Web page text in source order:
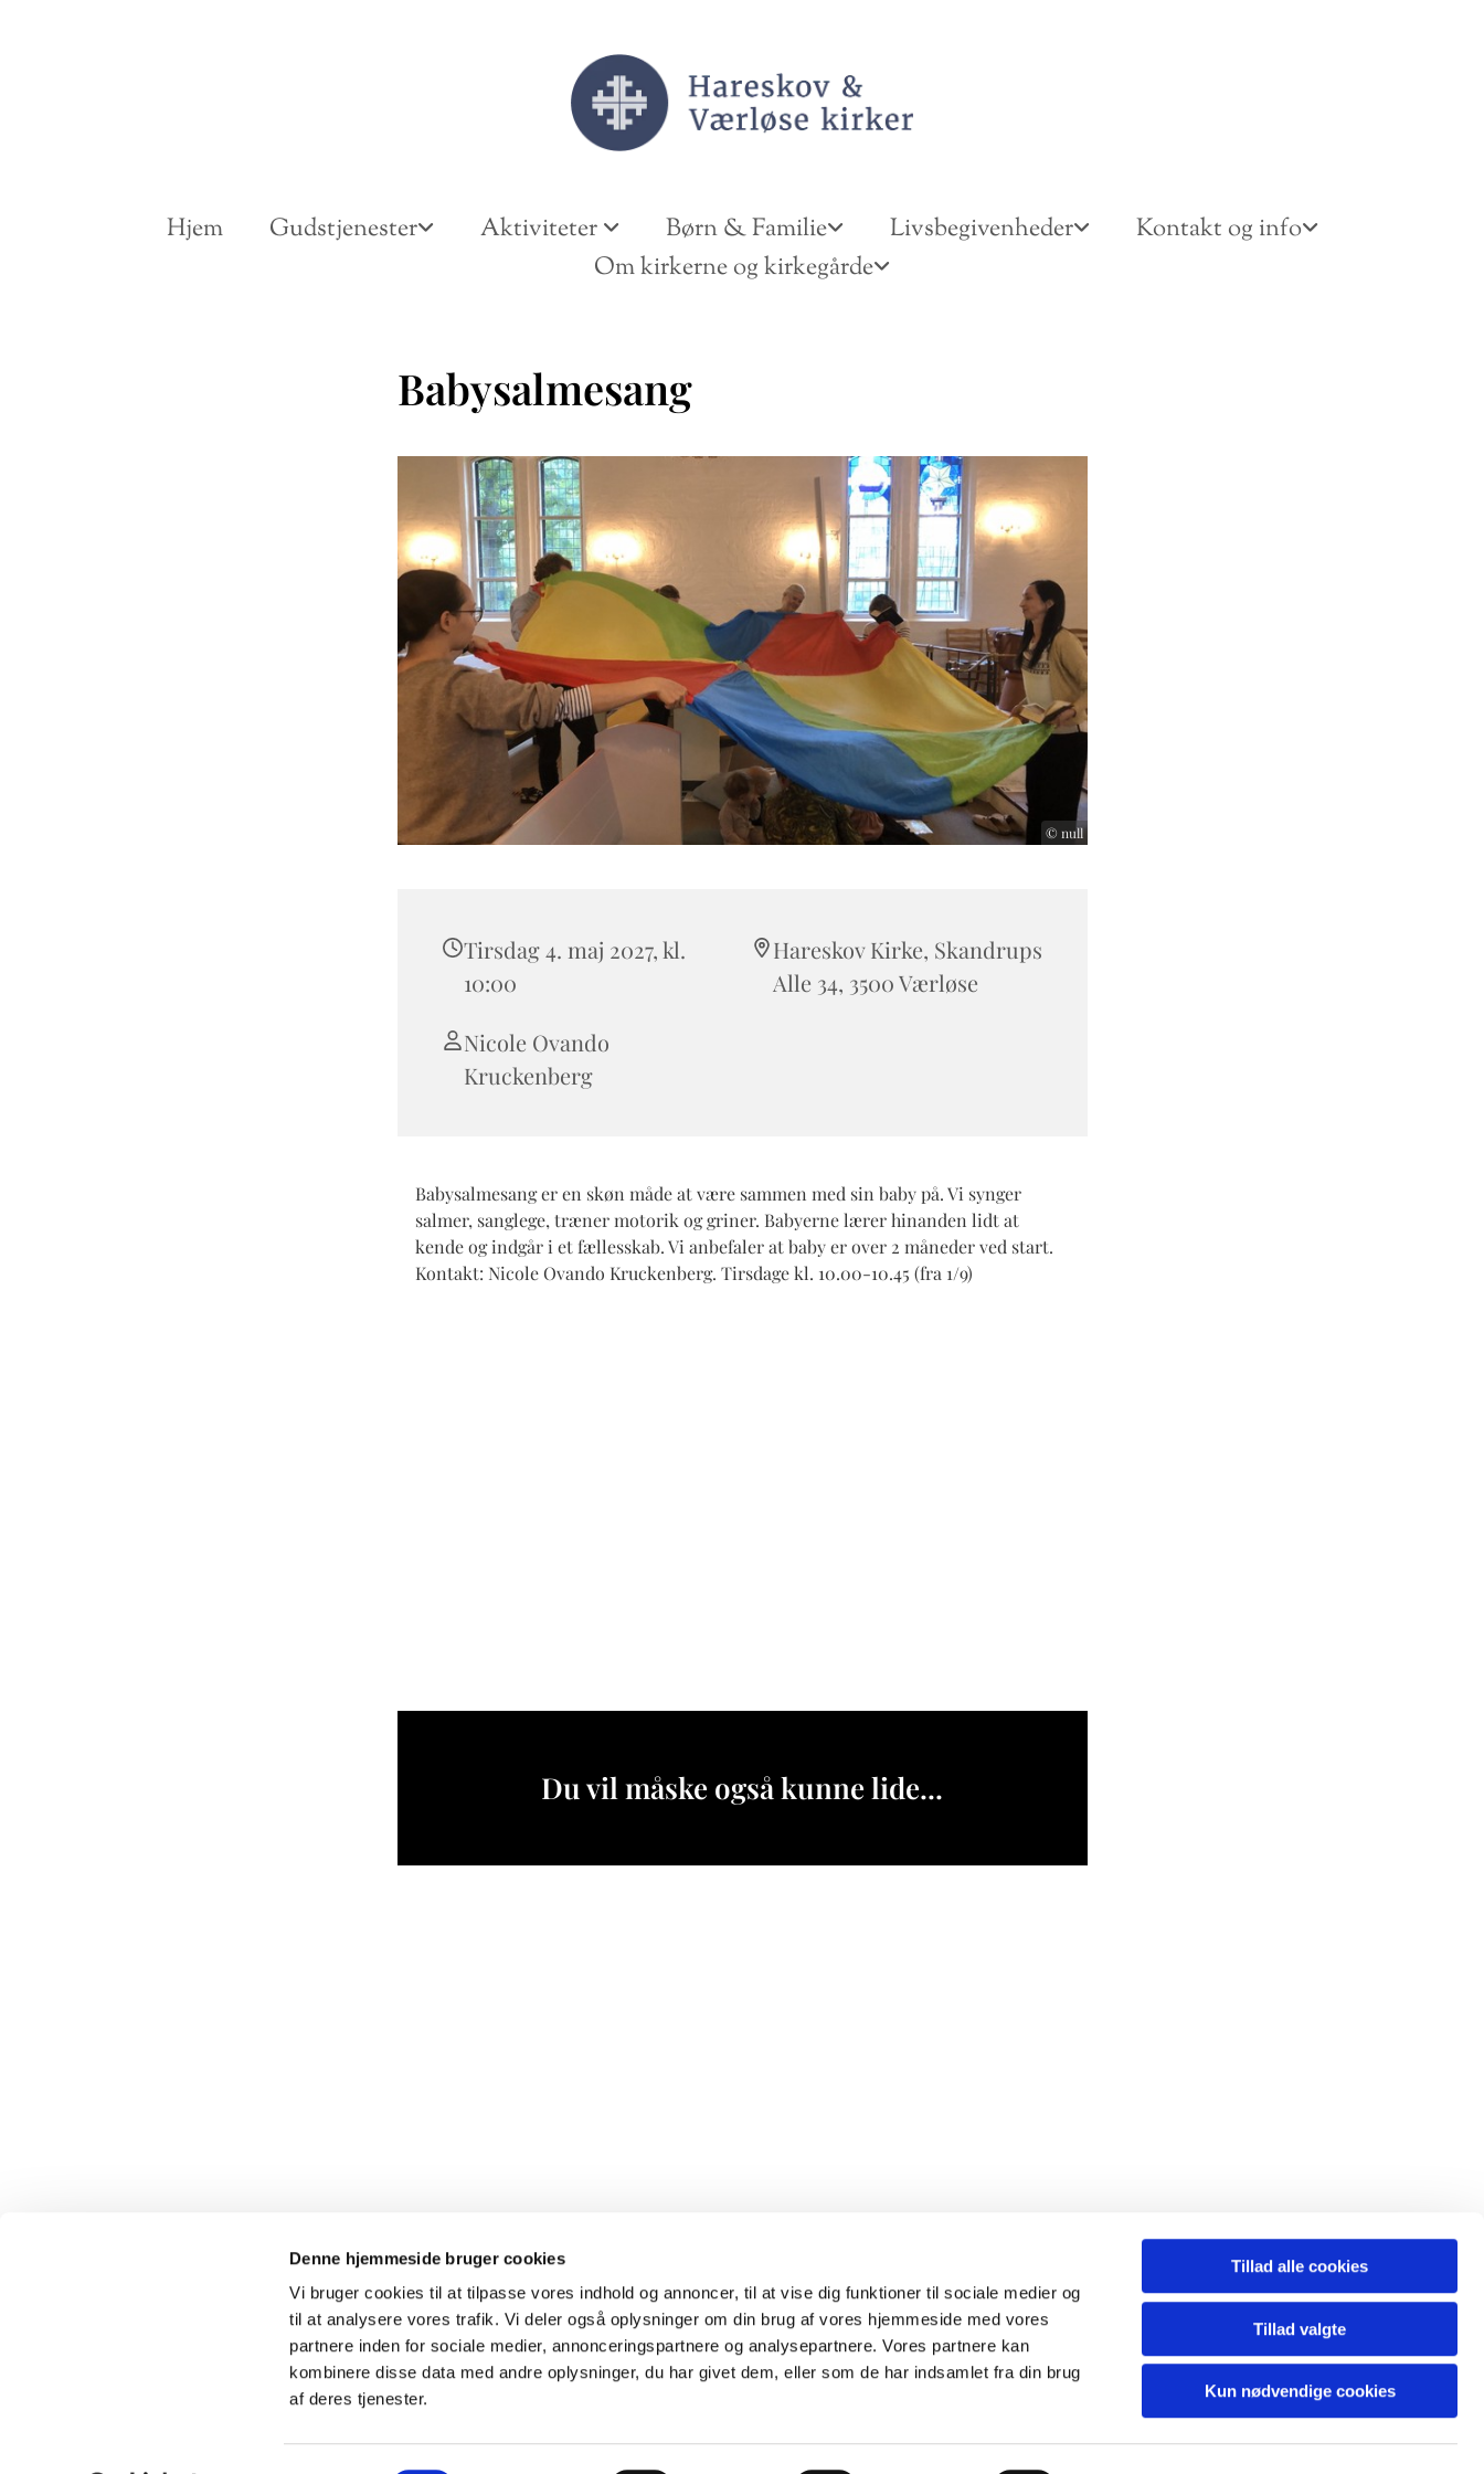
Denne hjemmeside bruger cookies
Vi bruger cookies til at tilpasse vores indhold og annoncer, til at vise dig funktioner til sociale medier og
til at analysere vores trafik. Vi deler også oplysninger om din brug af vores hjemmeside med vores
partnere inden for sociale medier, annonceringspartnere og analysepartnere. Vores partnere kan
kombinere disse data med andre oplysninger, du har givet dem, eller som de har indsamlet fra din brug
af deres tjenester.
Tillad alle cookies
Tillad valgte
Kun nødvendige cookies
Hjem Gudstjenester Aktiviteter Børn & Familie Livsbegivenheder
Kontakt og info
Om kirkerne og kirkegårde
Babysalmesang
© null
Tirsdag 4. maj 2027, kl.
10:00
Hareskov Kirke, Skandrups
Alle 34, 3500 Værløse
Nicole Ovando
Kruckenberg
Babysalmesang er en skøn måde at være sammen med sin baby på. Vi synger
salmer, sanglege, træner motorik og griner. Babyerne lærer hinanden lidt at
kende og indgår i et fællesskab. Vi anbefaler at baby er over 2 måneder ved start.
Kontakt: Nicole Ovando Kruckenberg. Tirsdage kl. 10.00-10.45 (fra 1/9)
Du vil måske også kunne lide...
Privatlivspolitik